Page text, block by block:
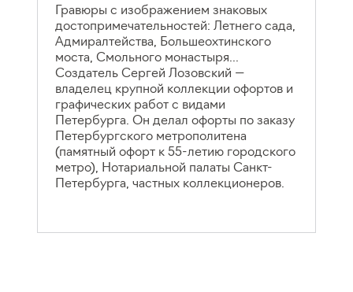
Гравюры с изображением знаковых
достопримечательностей: Летнего сада,
Адмиралтейства, Большеохтинского
моста, Смольного монастыря...
Создатель Сергей Лозовский —
владелец крупной коллекции офортов и
графических работ с видами
Петербурга. Он делал офорты по заказу
Петербургского метрополитена
(памятный офорт к 55-летию городского
метро), Нотариальной палаты Санкт-
Петербурга, частных коллекционеров.